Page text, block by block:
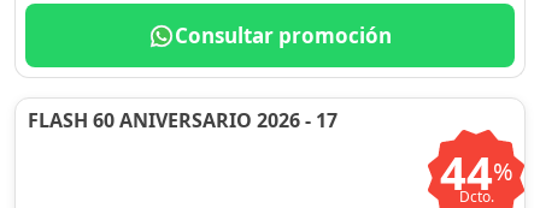
Consultar promoción
FLASH 60 ANIVERSARIO 2026 - 17
44%
Dcto.